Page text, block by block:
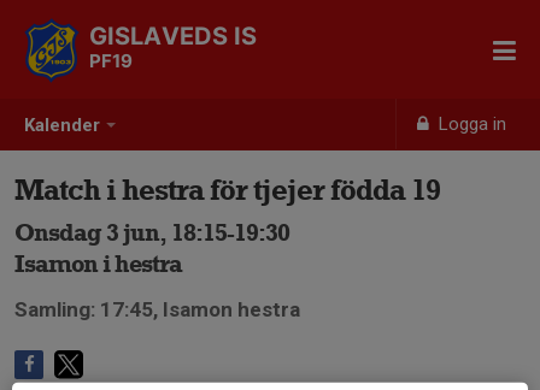
Kalender Logga in
GISLAVEDS IS
PF19
Match i hestra för tjejer födda 19
Onsdag 3 jun, 18:15-19:30
Isamon i hestra
Samling: 17:45, Isamon hestra